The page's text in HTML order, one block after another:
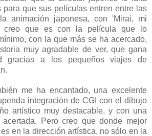
para que sus películas entren entre las
animación japonesa, con 'Mirai, mi
creo que es con la película que lo
con la que más se ha acercado,
muy agradable de ver, que gana
gracias a los pequeños viajes de
me ha encantado, una excelente
integración de CGI con el dibujo
artístico muy destacable, y con una
acertada. Pero creo que donde mejor
en la dirección artística, no sólo en la